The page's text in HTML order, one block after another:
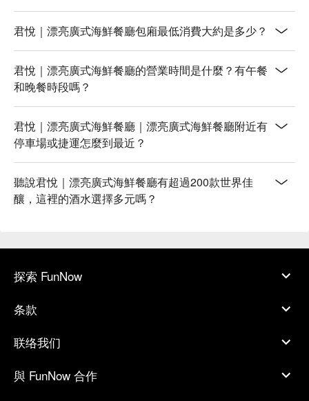
君悅｜漂亮廣式海鮮餐廳包廂最低消費大約是多少？
君悅｜漂亮廣式海鮮餐廳的營業時間是什麼？有午餐
和晚餐時段嗎？
君悅｜漂亮廣式海鮮餐廳｜漂亮廣式海鮮餐廳附近有
停車場或捷運怎麼到最近？
聽說君悅｜漂亮廣式海鮮餐廳有超過200款世界佳
釀，這裡的酒水選擇多元嗎？
探索 FunNow
条款
联络我们
與 FunNow 合作